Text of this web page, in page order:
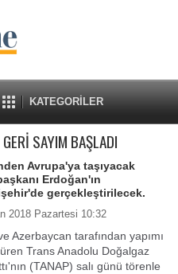
KATEGORİLER
SAYIM BAŞLADI
Avrupa'ya taşıyacak
Erdoğan'ın
gerçekleştirilecek.
2018 Pazartesi 10:32
Azerbaycan tarafından yapımı
Trans Anadolu Doğalgaz
(TANAP) salı günü törenle